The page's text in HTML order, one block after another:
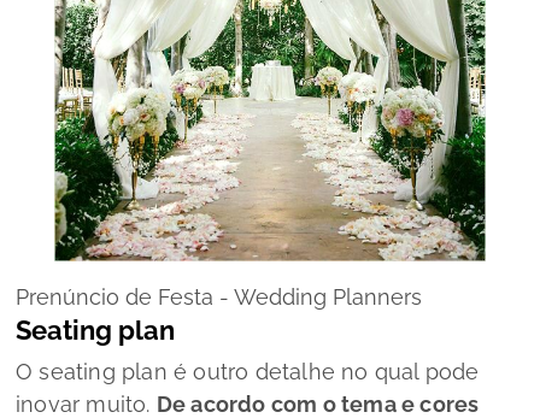
Prenúncio de Festa - Wedding Planners
Seating plan
Oseating plan é outro detalhe no qual pode
inovar muito. De acordo com o tema e cores